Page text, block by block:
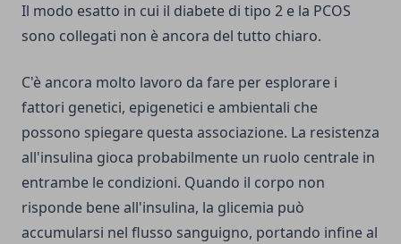
Il modo esatto in cui il diabete di tipo 2 e la PCOS
sono collegati non è ancora del tutto chiaro.
C'è ancora molto lavoro da fare per esplorare i
fattori genetici, epigenetici e ambientali che
possono spiegare questa associazione. La resistenza
all'insulina gioca probabilmente un ruolo centrale in
entrambe le condizioni. Quando il corpo non
risponde bene all'insulina, la glicemia può
accumularsi nel flusso sanguigno, portando infine al